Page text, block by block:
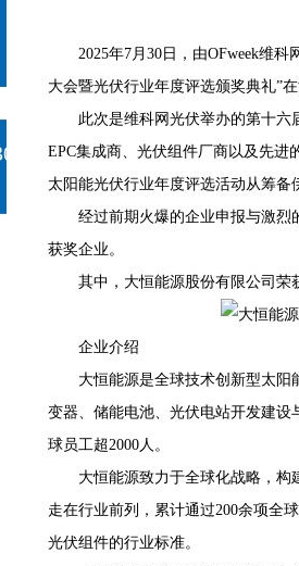
2025年7月30日，由OFweek维
大会暨光伏行业年度评选颁奖典礼”在
此次是维科网光伏举办的第十
EPC集成商、光伏组件厂商以及先进
太阳能光伏行业年度评选活动从筹备
经过前期火爆的企业申报与激烈
获奖企业。
其中，大恒能源股份有限公司荣
企业介绍
大恒能源是全球技术创新型太
变器、储能电池、光伏电站开发建
球员工超2000人。
大恒能源致力于全球化战略，构
走在行业前列，累计通过200余项全
光伏组件的行业标准。